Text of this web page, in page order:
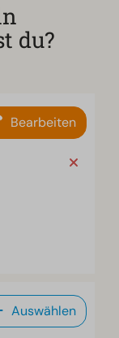
du?
Bearbeiten
Auswählen